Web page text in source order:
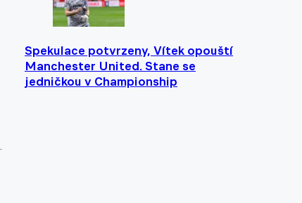
Spekulace potvrzeny, Vítek opouští
Manchester United. Stane se
jedničkou v Championship